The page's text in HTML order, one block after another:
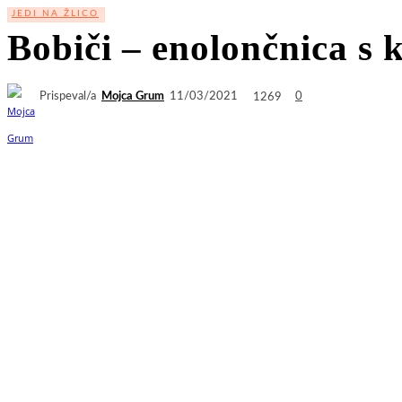
JEDI NA ŽLICO
Bobiči – enolončnica s
Prispeval/a Mojca Grum 11/03/2021 1269 0